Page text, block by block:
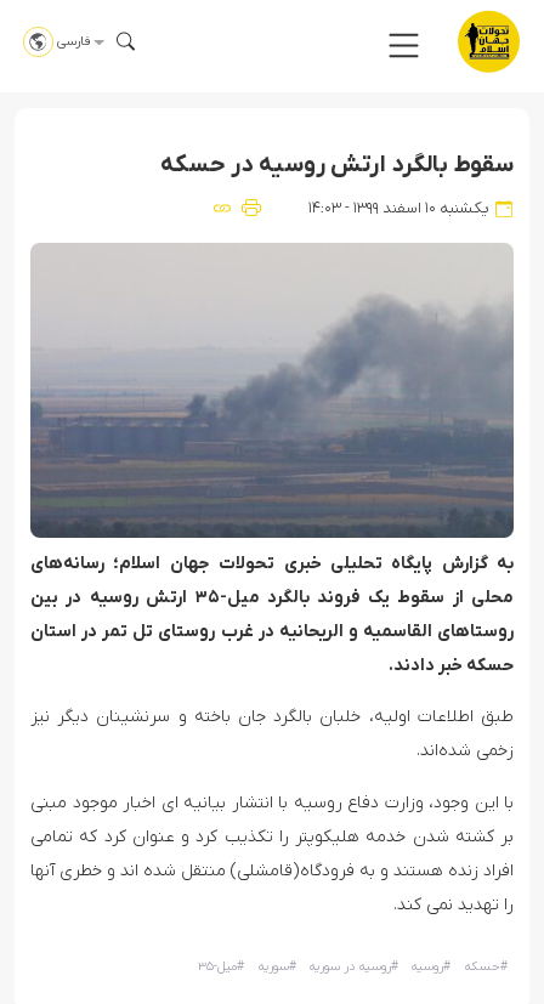
فارسی
سقوط بالگرد ارتش روسیه در حسکه
یکشنبه ۱۰ اسفند ۱۳۹۹ - ۱۴:۰۳
به گزارش پایگاه تحلیلی خبری تحولات جهان اسلام؛ رسانه‌های
محلی از سقوط یک فروند بالگرد میل-۳۵ ارتش روسیه در بین
روستاهای القاسمیه و الریحانیه در غرب روستای تل تمر در استان
حسکه خبر دادند.
طبق اطلاعات اولیه، خلبان بالگرد جان باخته و سرنشینان دیگر نیز
زخمی شده‌اند.
با این وجود، وزارت دفاع روسیه با انتشار بیانیه ای اخبار موجود مبنی
بر کشته شدن خدمه هلیکوپتر را تکذیب کرد و عنوان کرد که تمامی
افراد زنده هستند و به فرودگاه(قامشلی) منتقل شده اند و خطری آنها
را تهدید نمی کند.
#حسکه #روسیه #روسیه در سوریه #سوریه #میل-۳۵